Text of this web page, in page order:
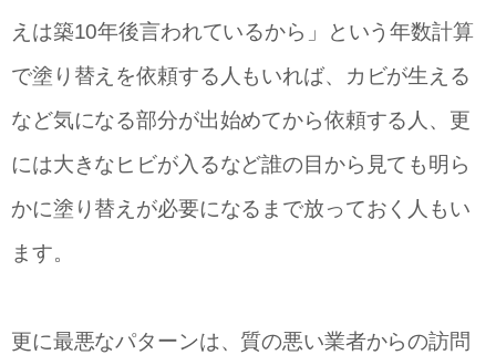
えは築10年後言われているから」という年数計算
で塗り替えを依頼する人もいれば、カビが生える
など気になる部分が出始めてから依頼する人、更
には大きなヒビが入るなど誰の目から見ても明ら
かに塗り替えが必要になるまで放っておく人もい
ます。
更に最悪なパターンは、質の悪い業者からの訪問